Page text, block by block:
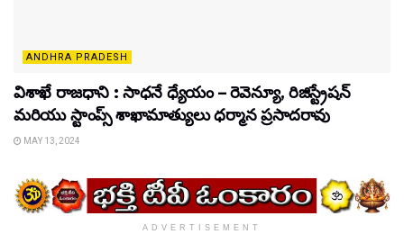
ANDHRA PRADESH
విశాఖే రాజధాని : సాధ‌నే ధ్యేయం – రెవెన్యూ, రిజిస్ట్రేషన్
మరియు స్టాంప్స్ శాఖామాత్యులు ధ‌ర్మాన ప్ర‌సాద‌రావు
MAY 13, 2024
ADVERTISEMENT